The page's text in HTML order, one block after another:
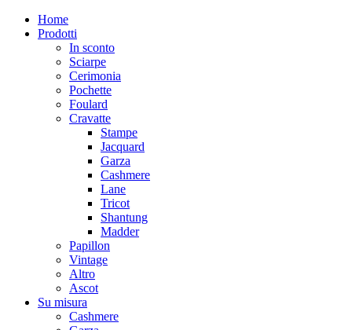
Home
Prodotti
In sconto
Sciarpe
Cerimonia
Pochette
Foulard
Cravatte
Stampe
Jacquard
Garza
Cashmere
Lane
Tricot
Shantung
Madder
Papillon
Vintage
Altro
Ascot
Su misura
Cashmere